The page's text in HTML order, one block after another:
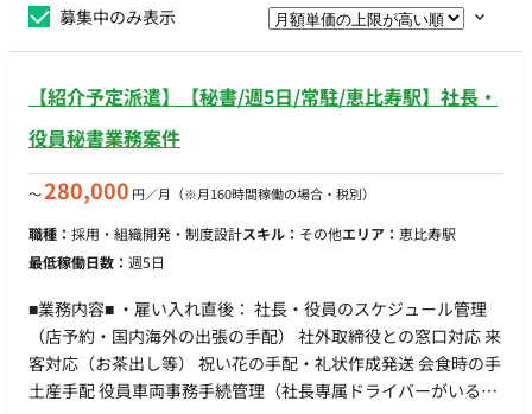
募集中のみ表示
【紹介予定派遣】【秘書/週5日/常駐/恵比寿駅】社長・
役員秘書業務案件
〜280,000 円／月 （※月160時間稼働の場合・税別）
職種： 採用・組織開発・制度設計スキル： その他エリア： 恵比寿駅
最低稼働日数： 週5日
■業務内容■ ・雇い入れ直後： 社長・役員のスケジュール管理
（店予約・国内海外の出張の手配） 社外取締役との窓口対応 来
客対応（お茶出し等） 祝い花の手配・礼状作成発送 会食時の手
土産手配 役員車両事務手続管理（社長専属ドライバーがいるの